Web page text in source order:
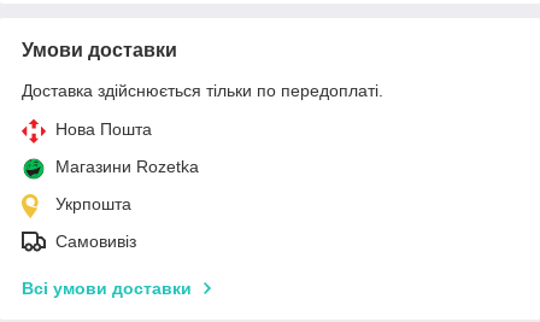
Умови доставки
Доставка здійснюється тільки по передоплаті.
Нова Пошта
Магазини Rozetka
Укрпошта
Самовивіз
Всі умови доставки